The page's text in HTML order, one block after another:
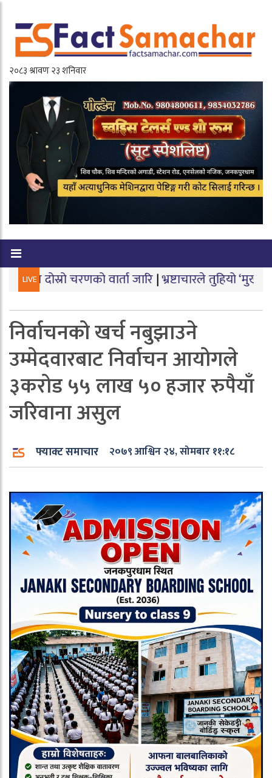
LIVE
चरणको वार्ता जारि|भ्रष्टाचारले तुहियो ‘मुख्यमन्त्री बेटी
निर्वाचनको खर्च नबुझाउने
उम्मेदवारबाट निर्वाचन आयोगले
३करोड ५५ लाख ५० हजार रुपैयाँ
जरिवाना असुल
फ्याक्ट समाचार २०७९ आश्विन २४, सोमबार ११:१८